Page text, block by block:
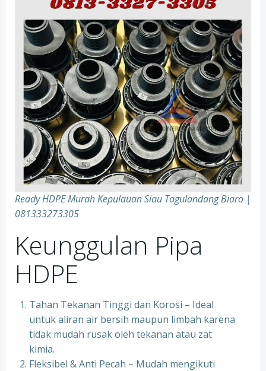
Ready HDPE Murah Kepulauan Siau Tagulandang Biaro |
081333273305
Keunggulan Pipa
HDPE
Tahan Tekanan Tinggi dan Korosi – Ideal
untuk aliran air bersih maupun limbah karena
tidak mudah rusak oleh tekanan atau zat
kimia.
Fleksibel & Anti Pecah – Mudah mengikuti